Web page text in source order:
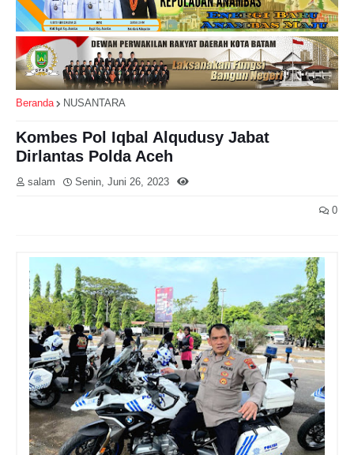
Beranda NUSANTARA
Kombes Pol Iqbal Alqudusy Jabat
Dirlantas Polda Aceh
salam Senin, Juni 26, 2023
0